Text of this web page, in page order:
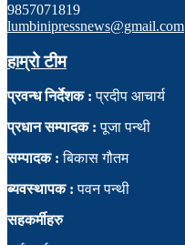
9857071819
lumbinipressnews@gmail.com
हाम्रो टीम
प्रवन्ध निर्देशक : प्रदीप आचार्य
प्रधान सम्पादक : पूजा पन्थी
सम्पादक :बिकास गौतम
ब्यवस्थापक : पवन पन्थी
सहकर्मीहरु